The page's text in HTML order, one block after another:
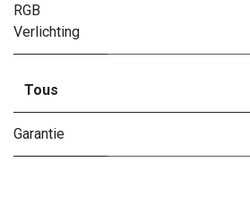
RGB
Verlichting
Tous
Garantie